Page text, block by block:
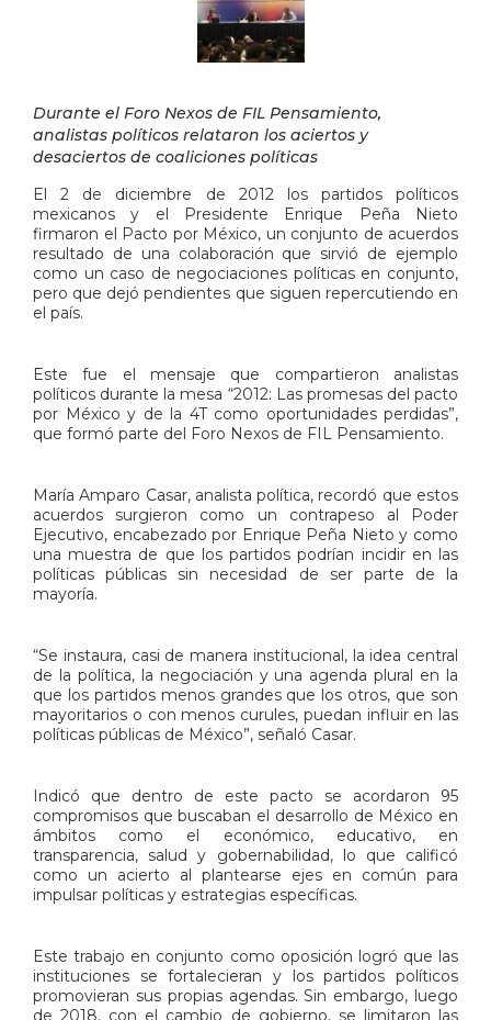
Durante el Foro Nexos de FIL Pensamiento,
analistas políticos relataron los aciertos y
desaciertos de coaliciones políticas
El 2 de diciembre de 2012 los partidos políticos
mexicanos y el Presidente Enrique Peña Nieto
firmaron el Pacto por México, un conjunto de acuerdos
resultado de una colaboración que sirvió de ejemplo
como un caso de negociaciones políticas en conjunto,
pero que dejó pendientes que siguen repercutiendo en
el país.
Este fue el mensaje que compartieron analistas
políticos durante la mesa “2012: Las promesas del pacto
por México y de la 4T como oportunidades perdidas”,
que formó parte del Foro Nexos de FIL Pensamiento.
María Amparo Casar, analista política, recordó que estos
acuerdos surgieron como un contrapeso al Poder
Ejecutivo, encabezado por Enrique Peña Nieto y como
una muestra de que los partidos podrían incidir en las
políticas públicas sin necesidad de ser parte de la
mayoría.
“Se instaura, casi de manera institucional, la idea central
de la política, la negociación y una agenda plural en la
que los partidos menos grandes que los otros, que son
mayoritarios o con menos curules, puedan influir en las
políticas públicas de México”, señaló Casar.
Indicó que dentro de este pacto se acordaron 95
compromisos que buscaban el desarrollo de México en
ámbitos como el económico, educativo, en
transparencia, salud y gobernabilidad, lo que calificó
como un acierto al plantearse ejes en común para
impulsar políticas y estrategias específicas.
Este trabajo en conjunto como oposición logró que las
instituciones se fortalecieran y los partidos políticos
promovieran sus propias agendas. Sin embargo, luego
de 2018, con el cambio de gobierno, se limitaron las